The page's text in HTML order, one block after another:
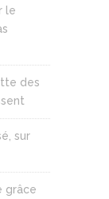
le
des
sur
grâce